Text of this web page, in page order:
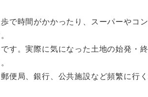
で時間がかかったり、スーパーやコ
す。実際に気になった土地の始発・
便局、銀行、公共施設など頻繁に行